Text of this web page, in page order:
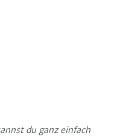
du ganz einfach